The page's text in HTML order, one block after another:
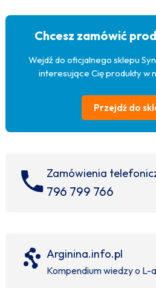
Chcesz zamówić
Wejdź do oficjalnego sklepu
interesujące Cię produkty w
Przejdź do
Zamówienia
796 799 766
Arginina.info.pl
Kompendium wiedzy o L-